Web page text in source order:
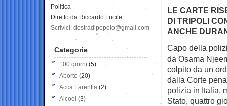
LE CARTE
DI TRIPOLI
ANCHE
Capo della
da Osama
colpito da un
dalla Corte
polizia in Italia,
Stato, quattro
Politica
Diretto da Riccardo Fucile
Scrivici: destradipopolo@gmail.com
Categorie
100 giorni (5)
Aborto (20)
Acca Larentia (2)
Alcool (3)